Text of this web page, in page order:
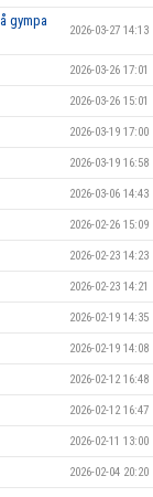
gympa
2026-03-27 14:13
2026-03-26 17:01
2026-03-26 15:01
2026-03-19 17:00
2026-03-19 16:58
2026-03-06 14:43
2026-02-26 15:09
2026-02-23 14:23
2026-02-23 14:21
2026-02-19 14:35
2026-02-19 14:08
2026-02-12 16:48
2026-02-12 16:47
2026-02-11 13:00
2026-02-04 20:20